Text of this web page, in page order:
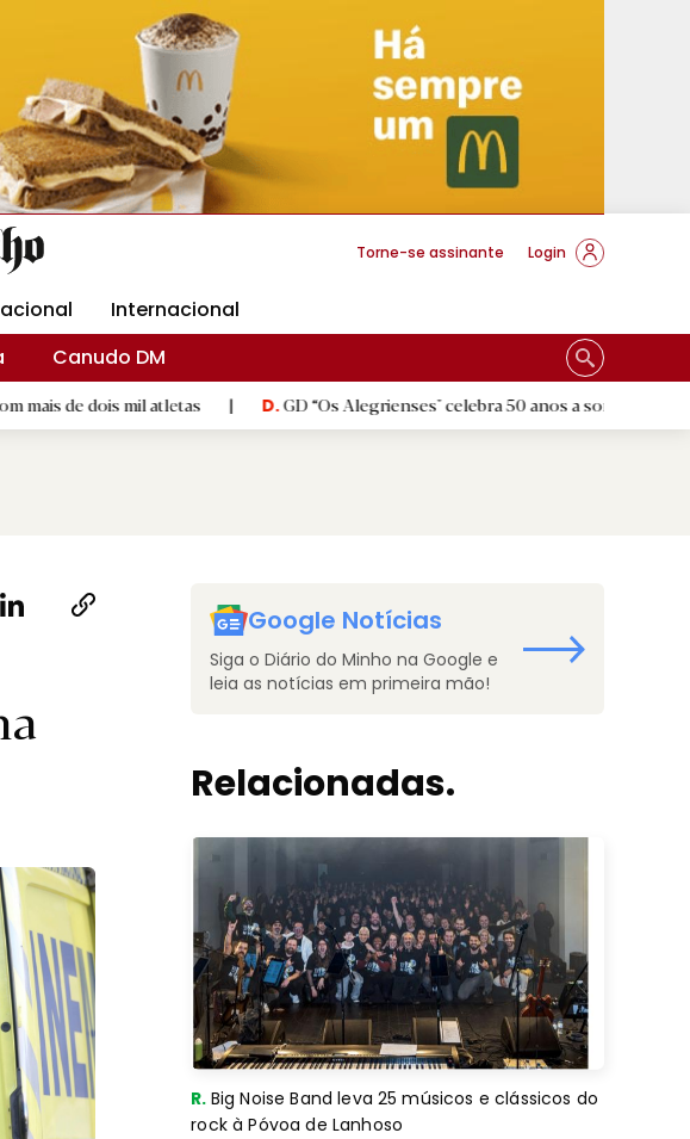
Arquidiocese Braga
Torne-se assinante Login
Internacional
Canudo DM
mil atletas | D.GD “Os Alegrienses" celebra 50 anos a sonhar com «casa própria»
Google Notícias
Siga o Diário do Minho na Google e
leia as notícias em primeira mão!
Relacionadas.
R. Big Noise Band leva 25 músicos e clássicos do
rock à Póvoa de Lanhoso